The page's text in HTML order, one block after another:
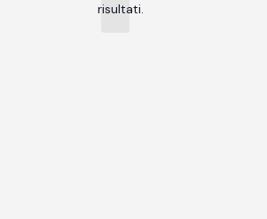
risultati.